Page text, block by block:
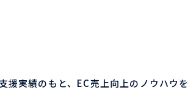
実績のもと、EC売上向上のノウハウを